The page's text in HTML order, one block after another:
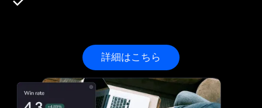
詳細はこちら